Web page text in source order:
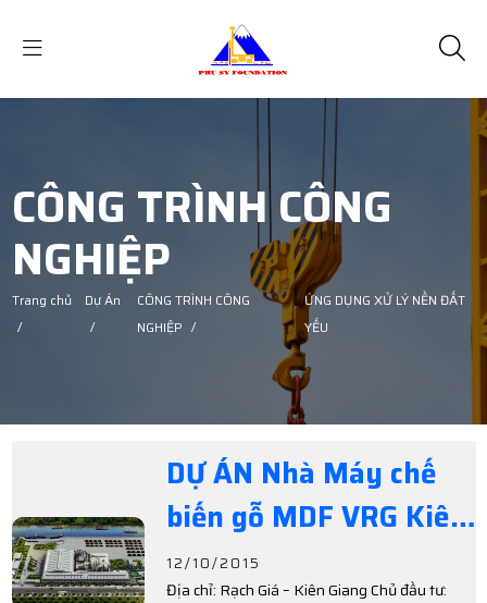
CÔNG TRÌNH CÔNG
NGHIỆP
Trang chủ
/
Dự Án
/
CÔNG TRÌNH CÔNG
NGHIỆP /
ỨNG DỤNG XỬ LÝ NỀN ĐẤT
YẾU
DỰ ÁN Nhà Máy chế
biến gỗ MDF VRG Kiên
Giang
12/10/2015
Địa chỉ: Rạch Giá – Kiên Giang Chủ đầu tư: